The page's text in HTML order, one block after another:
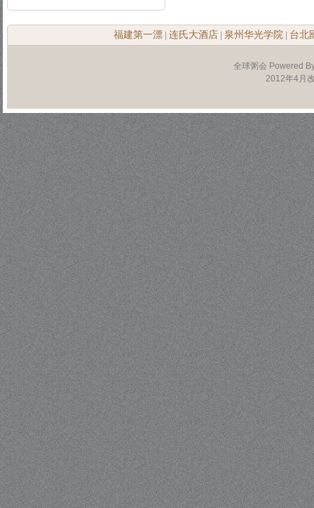
福建第一漂 连氏大酒店 泉州华光学院 台北
全球粥会 Powered
2012年4月